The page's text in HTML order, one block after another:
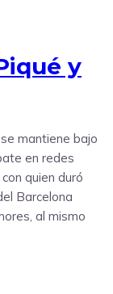
y
mantiene bajo
en redes
quien duró
Barcelona
al mismo